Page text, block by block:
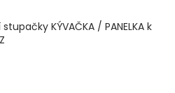
KÝVAČKA / PANELKA k